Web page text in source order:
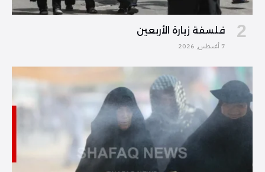
فلسفة زيارة الأربعين
7 أغسطس, 2026